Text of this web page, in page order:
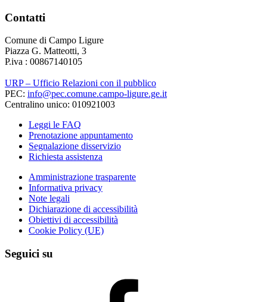
Contatti
Comune di Campo Ligure
Piazza G. Matteotti, 3
P.iva : 00867140105
URP – Ufficio Relazioni con il pubblico
PEC: info@pec.comune.campo-ligure.ge.it
Centralino unico: 010921003
Leggi le FAQ
Prenotazione appuntamento
Segnalazione disservizio
Richiesta assistenza
Amministrazione trasparente
Informativa privacy
Note legali
Dichiarazione di accessibilità
Obiettivi di accessibilità
Cookie Policy (UE)
Seguici su